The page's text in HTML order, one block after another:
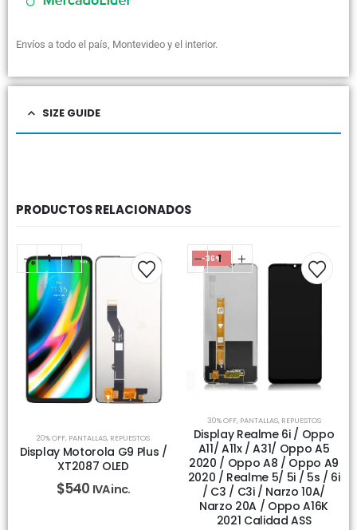
Envíos a todo el país, Montevideo y el interior.
SIZE GUIDE
PRODUCTOS RELACIONADOS
20% OFF, PANTALLAS, REPUESTOS
Display Motorola G9 Plus /
XT2087 OLED
$540 IVA inc.
-36%
30% OFF, PANTALLAS, REPUESTOS
Display Realme 6i / Oppo
A11/ A11x / A31/ Oppo A5
2020 / Oppo A8 / Oppo A9
2020 / Realme 5/ 5i / 5s / 6i
/ C3 / C3i / Narzo 10A/
Narzo 20A / Oppo A16K
2021 Calidad ASS